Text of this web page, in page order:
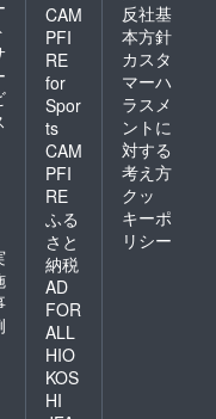
CAM
PFI
RE
for
Spor
ts
CAM
PFI
RE
ふる
さと
納税
AD
FOR
ALL
HIO
KOS
HI
反社基
本方針
カスタ
マーハ
ラスメ
ントに
対する
考え方
クッ
キーポ
リシー